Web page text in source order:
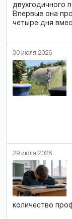
двухгодичного
Впервые она
четыре дня
30 июля 2026
29 июля 2026
количество